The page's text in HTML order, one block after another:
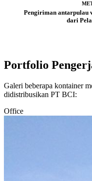
Pengiriman antarpulau
dari
Portfolio
Galeri beberapa kontainer
didistribusikan PT BCI:
Office